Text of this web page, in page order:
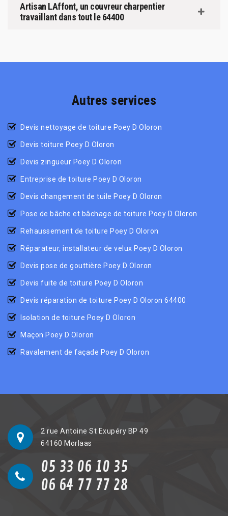
Artisan LAffont, un couvreur charpentier
travaillant dans tout le 64400
Autres services
Devis nettoyage de toiture Poey D Oloron
Devis toiture Poey D Oloron
Devis zingueur Poey D Oloron
Entreprise de toiture Poey D Oloron
Devis changement de tuile Poey D Oloron
Pose de bâche et bâchage de toiture Poey D Oloron
Rehaussement de toiture Poey D Oloron
Réparateur, installateur de velux Poey D Oloron
Devis pose de gouttière Poey D Oloron
Devis fuite de toiture Poey D Oloron
Devis réparation de toiture Poey D Oloron 64400
Isolation de toiture Poey D Oloron
Maçon Poey D Oloron
Ravalement de façade Poey D Oloron
2 rue Antoine St Exupéry BP 49
64160 Morlaas
05 33 06 10 35
06 64 77 77 28